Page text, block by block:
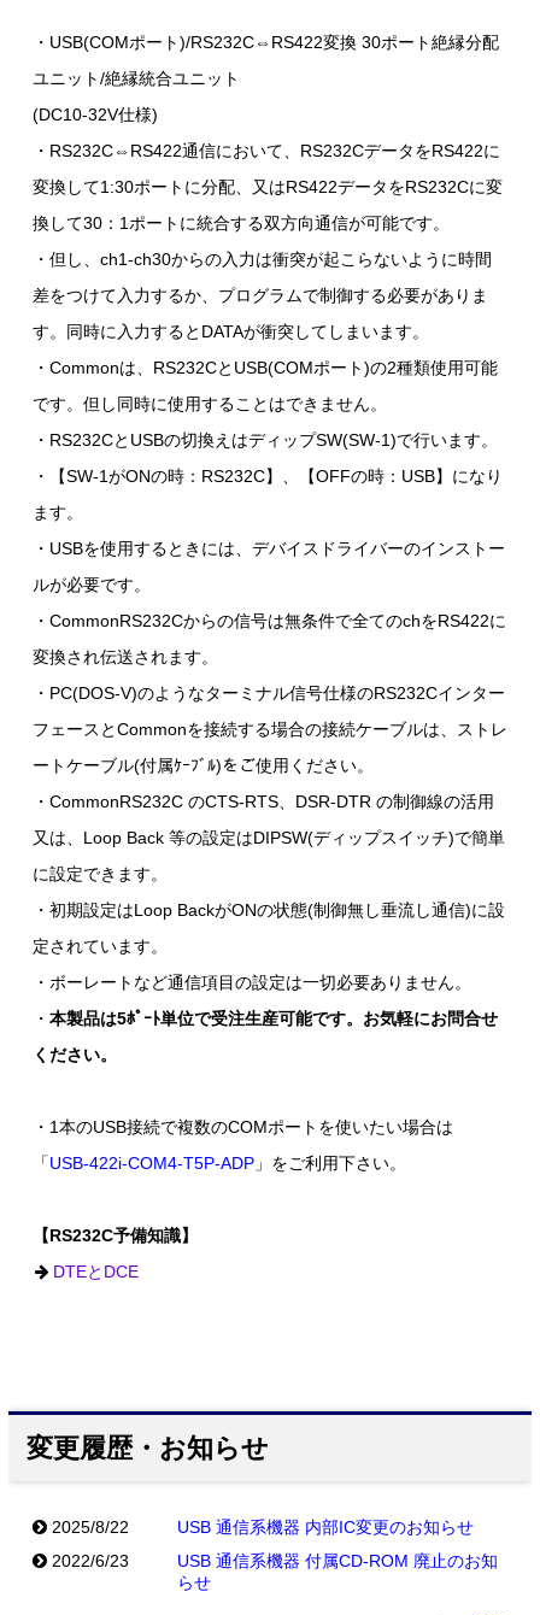
・USB(COMポート)/RS232C⇔RS422変換 30ポート絶縁分配
ユニット/絶縁統合ユニット
(DC10-32V仕様)
・RS232C⇔RS422通信において、RS232CデータをRS422に
変換して1:30ポートに分配、又はRS422データをRS232Cに変
換して30：1ポートに統合する双方向通信が可能です。
・但し、ch1-ch30からの入力は衝突が起こらないように時間
差をつけて入力するか、プログラムで制御する必要がありま
す。同時に入力するとDATAが衝突してしまいます。
・Commonは、RS232CとUSB(COMポート)の2種類使用可能
です。但し同時に使用することはできません。
・RS232CとUSBの切換えはディップSW(SW-1)で行います。
・【SW-1がONの時：RS232C】、【OFFの時：USB】になり
ます。
・USBを使用するときには、デバイスドライバーのインストー
ルが必要です。
・CommonRS232Cからの信号は無条件で全てのchをRS422に
変換され伝送されます。
・PC(DOS-V)のようなターミナル信号仕様のRS232Cインター
フェースとCommonを接続する場合の接続ケーブルは、ストレ
ートケーブル(付属ｹｰﾌﾞﾙ)をご使用ください。
・CommonRS232C のCTS-RTS、DSR-DTR の制御線の活用
又は、Loop Back 等の設定はDIPSW(ディップスイッチ)で簡単
に設定できます。
・初期設定はLoop BackがONの状態(制御無し垂流し通信)に設
定されています。
・ボーレートなど通信項目の設定は一切必要ありません。
・ 本製品は5ﾎﾟｰﾄ単位で受注生産可能です。お気軽にお問合せ
ください。
・1本のUSB接続で複数のCOMポートを使いたい場合は
「 USB-422i-COM4-T5P-ADP」をご利用下さい。
【RS232C予備知識】
DTEとDCE
変更履歴・お知らせ
2025/8/22
USB 通信系機器 内部IC変更のお知らせ
2022/6/23
USB 通信系機器 付属CD-ROM 廃止のお知
らせ